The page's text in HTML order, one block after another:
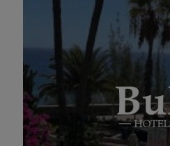
BULL BOUTIQUE
Strand